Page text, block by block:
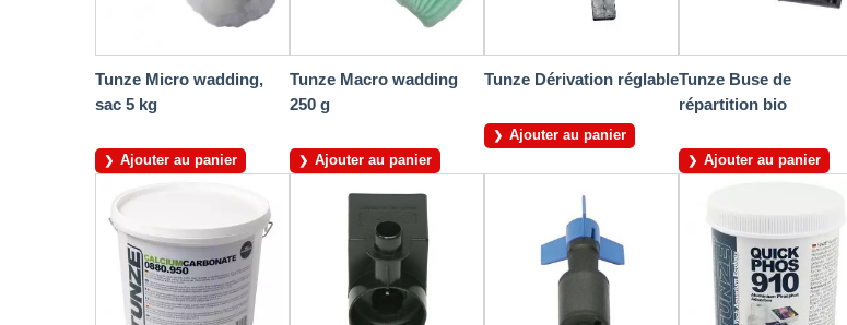
Tunze Micro wadding,
sac 5 kg
Ajouter au panier
Tunze Macro wadding
250 g
Ajouter au panier
Tunze Dérivation réglable
Ajouter au panier
Tunze Buse de
répartition bio
Ajouter au panier